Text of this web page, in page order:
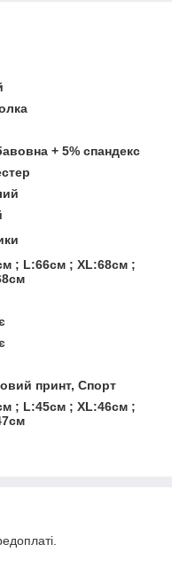
+ 5% спандекс
; L:66см ; XL:68см ;
принт, Спорт
; L:45см ; XL:46см ;